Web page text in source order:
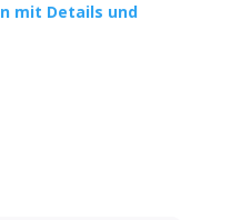
mit Details und